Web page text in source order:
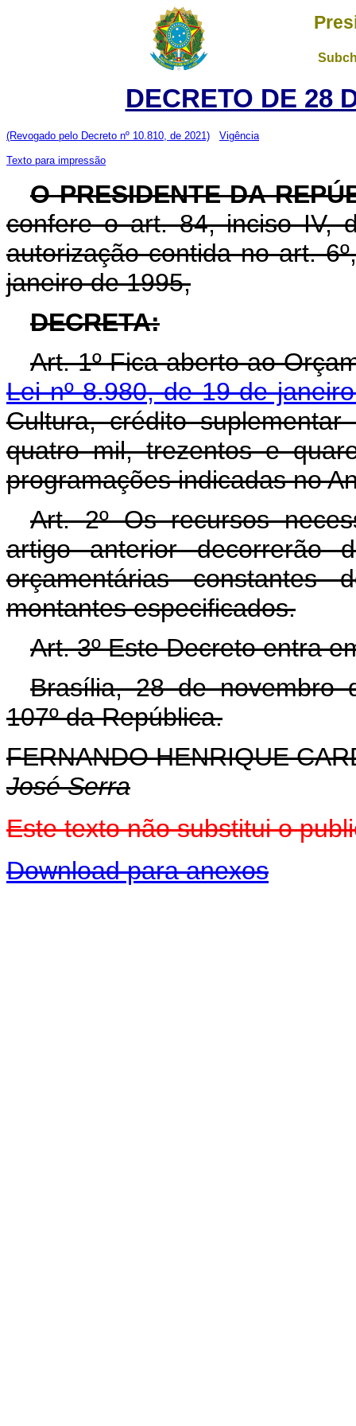
DECRETO DE 28
(Revogado pelo Decreto nº 10.810, de 2021) Vigência
Texto para impressão
O PRESIDENTE DA
confere o art. 84, inciso IV,
autorização contida no art.
janeiro de 1995,
DECRETA:
Art. 1º Fica aberto ao
Lei nº 8.980, de 19 de
Cultura, crédito
quatro mil, trezentos e
programações indicadas no
Art. 2º Os recursos
artigo anterior decorrerão
orçamentárias
montantes especificados.
Art. 3º Este Decreto entra
Brasília, 28 de novembro
107º da República.
FERNANDO HENRIQUE
José Serra
Este texto não substitui o
Download para anexos